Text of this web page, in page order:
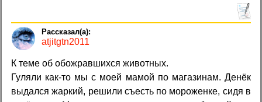
atjitgtn2011
К теме об обожравшихся животных.
Гуляли как-то мы с моей мамой по магазинам. Денёк
выдался жаркий, решили съесть по мороженке, сидя в